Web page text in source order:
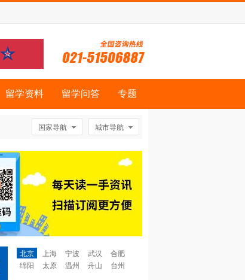
留学资料 留学问答 专题
国家导航 城市导航
北京 上海 宁波 武汉
合肥
绵阳
太原 温州 舟山 台州